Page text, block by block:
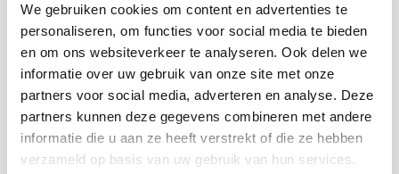
We gebruiken cookies om content en advertenties te
personaliseren, om functies voor social media te bieden
en om ons websiteverkeer te analyseren. Ook delen we
informatie over uw gebruik van onze site met onze
partners voor social media, adverteren en analyse. Deze
partners kunnen deze gegevens combineren met andere
informatie die u aan ze heeft verstrekt of die ze hebben
verzameld op basis van uw gebruik van hun services.
100 € 0,28 € 22,50
200 € 0,25 € 50,00
€ 0,20 € 150,00
750 € 0,15 € 262,50